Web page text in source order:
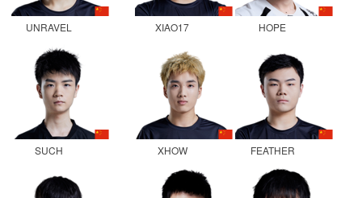
UNRAVEL XIAO17 HOPE
SUCH XHOW FEATHER